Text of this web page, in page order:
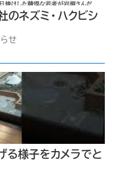
のネズミ・ハクビシ
せ
る様子をカメラでと